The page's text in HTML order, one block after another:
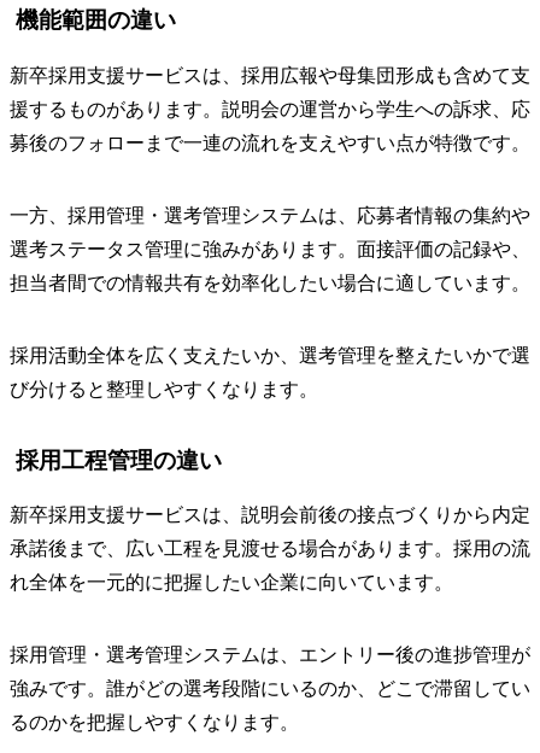
機能範囲の違い
新卒採用支援サービスは、採用広報や母集団形成も含めて支
援するものがあります。説明会の運営から学生への訴求、応
募後のフォローまで一連の流れを支えやすい点が特徴です。
一方、採用管理・選考管理システムは、応募者情報の集約や
選考ステータス管理に強みがあります。面接評価の記録や、
担当者間での情報共有を効率化したい場合に適しています。
採用活動全体を広く支えたいか、選考管理を整えたいかで選
び分けると整理しやすくなります。
採用工程管理の違い
新卒採用支援サービスは、説明会前後の接点づくりから内定
承諾後まで、広い工程を見渡せる場合があります。採用の流
れ全体を一元的に把握したい企業に向いています。
採用管理・選考管理システムは、エントリー後の進捗管理が
強みです。誰がどの選考段階にいるのか、どこで滞留してい
るのかを把握しやすくなります。